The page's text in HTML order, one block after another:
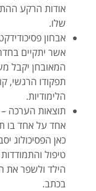
אודות הרקע
שלו.
אבחון
אשר יתקיים
המאובחן יקבל
תפקודו הרגשי,
הלימודיות.
תוצאות הערכה
אחד על אחד בו
כאן הפסיכולוג
טיפול
הילד ולשפר את
בכתב.